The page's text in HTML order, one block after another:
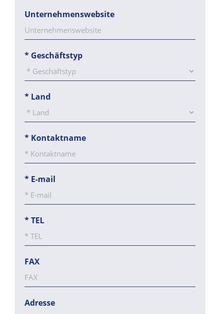
Unternehmenswebsite
* Geschäftstyp
* Land
* Kontaktname
* E-mail
*TEL
FAX
Adresse